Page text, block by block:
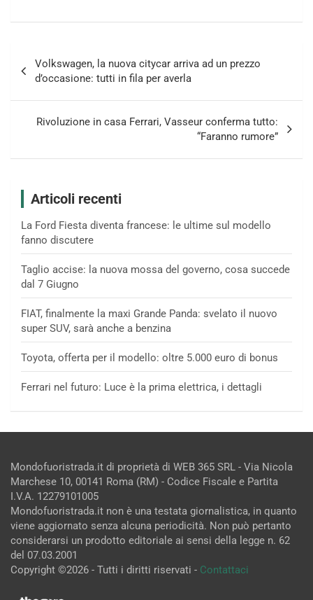
articoli
Volkswagen, la nuova citycar arriva ad un prezzo
d’occasione: tutti in fila per averla
Rivoluzione in casa Ferrari, Vasseur conferma tutto:
“Faranno rumore”
Articoli recenti
La Ford Fiesta diventa francese: le ultime sul modello
fanno discutere
Taglio accise: la nuova mossa del governo, cosa succede
dal 7 Giugno
FIAT, finalmente la maxi Grande Panda: svelato il nuovo
super SUV, sarà anche a benzina
Toyota, offerta per il modello: oltre 5.000 euro di bonus
Ferrari nel futuro: Luce è la prima elettrica, i dettagli
Mondofuoristrada.it di proprietà di WEB 365 SRL - Via Nicola
Marchese 10, 00141 Roma (RM) - Codice Fiscale e Partita
I.V.A. 12279101005
Mondofuoristrada.it non è una testata giornalistica, in quanto
viene aggiornato senza alcuna periodicità. Non può pertanto
considerarsi un prodotto editoriale ai sensi della legge n. 62
del 07.03.2001
Copyright ©2026 - Tutti i diritti riservati - Contattaci